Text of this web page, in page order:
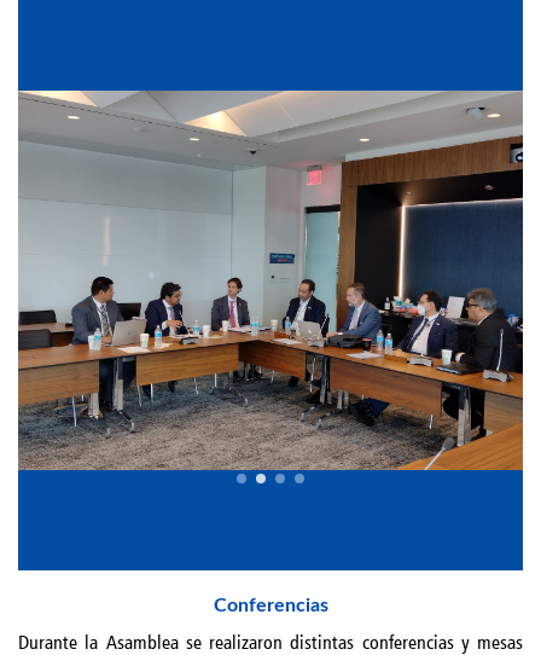
Conferencias
Durante la Asamblea se realizaron distintas conferencias y mesas